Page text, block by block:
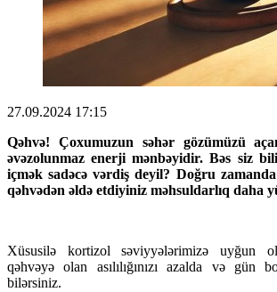
27.09.2024 17:15
Qəhvə! Çoxumuzun səhər gözümüzü
əvəzolunmaz enerji mənbəyidir. Bəs siz
içmək sadəcə vərdiş deyil? Doğru
qəhvədən əldə etdiyiniz məhsuldarlıq daha
Xüsusilə kortizol səviyyələrimizə uyğun
qəhvəyə olan asılılığınızı azalda və gün
bilərsiniz.